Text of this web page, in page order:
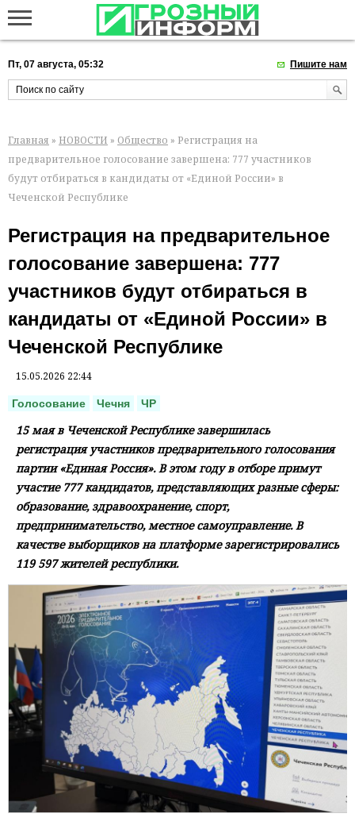
Пт, 07 августа, 05:32 Пишите нам
Главная » НОВОСТИ » Общество » Регистрация на
предварительное голосование завершена: 777 участников
будут отбираться в кандидаты от «Единой России» в
Чеченской Республике
Регистрация на предварительное
голосование завершена: 777
участников будут отбираться в
кандидаты от «Единой России» в
Чеченской Республике
15.05.2026 22:44
Голосование Чечня ЧР
15 мая в Чеченской Республике завершилась
регистрация участников предварительного голосования
партии «Единая Россия». В этом году в отборе примут
участие 777 кандидатов, представляющих разные сферы:
образование, здравоохранение, спорт,
предпринимательство, местное самоуправление. В
качестве выборщиков на платформе зарегистрировались
119 597 жителей республики.